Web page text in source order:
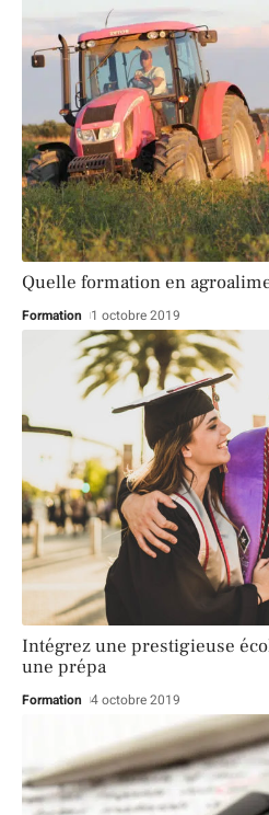
Quelle formation en
Formation 1 octobre 2019
Intégrez une prestigieuse
une prépa
Formation 4 octobre 2019